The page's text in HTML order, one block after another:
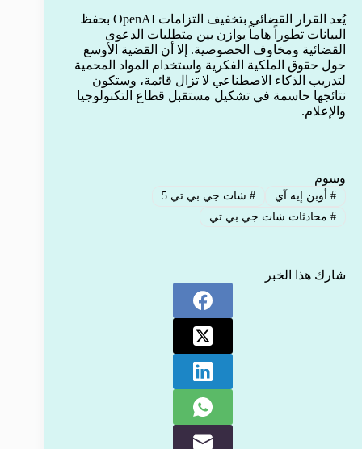
يُعد القرار القضائي بتخفيف التزامات OpenAI بحفظ
البيانات تطوراً هاماً يوازن بين متطلبات الدعوى
القضائية ومخاوف الخصوصية. إلا أن القضية الأوسع
حول حقوق الملكية الفكرية واستخدام المواد المحمية
لتدريب الذكاء الاصطناعي لا تزال قائمة، وستكون
نتائجها حاسمة في تشكيل مستقبل قطاع التكنولوجيا
والإعلام.
وسوم
#أوبن إيه آي #شات جي بي تي 5
#محادثات شات جي بي تي
شارك هذا الخبر